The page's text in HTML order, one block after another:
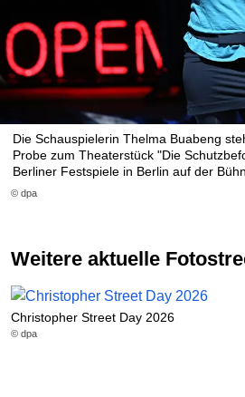
© dpa
Die Schauspielerin Thelma Buabeng
Probe zum Theaterstück "Die
Berliner Festspiele in Berlin auf der
Weitere aktuelle
Christopher Street Day 2026
© dpa